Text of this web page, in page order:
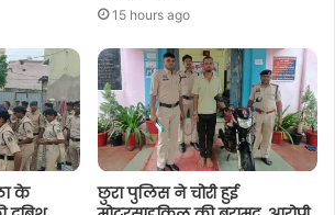
15 hours ago
के
छुरा पुलिस ने चोरी हुई